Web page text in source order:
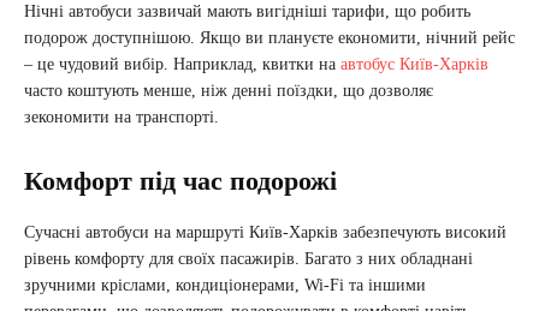
Нічні автобуси зазвичай мають вигідніші тарифи, що робить
подорож доступнішою. Якщо ви плануєте економити, нічний рейс
– це чудовий вибір. Наприклад, квитки на автобус Київ-Харків
часто коштують менше, ніж денні поїздки, що дозволяє
зекономити на транспорті.
Комфорт під час подорожі
Сучасні автобуси на маршруті Київ-Харків забезпечують високий
рівень комфорту для своїх пасажирів. Багато з них обладнані
зручними кріслами, кондиціонерами, Wi-Fi та іншими